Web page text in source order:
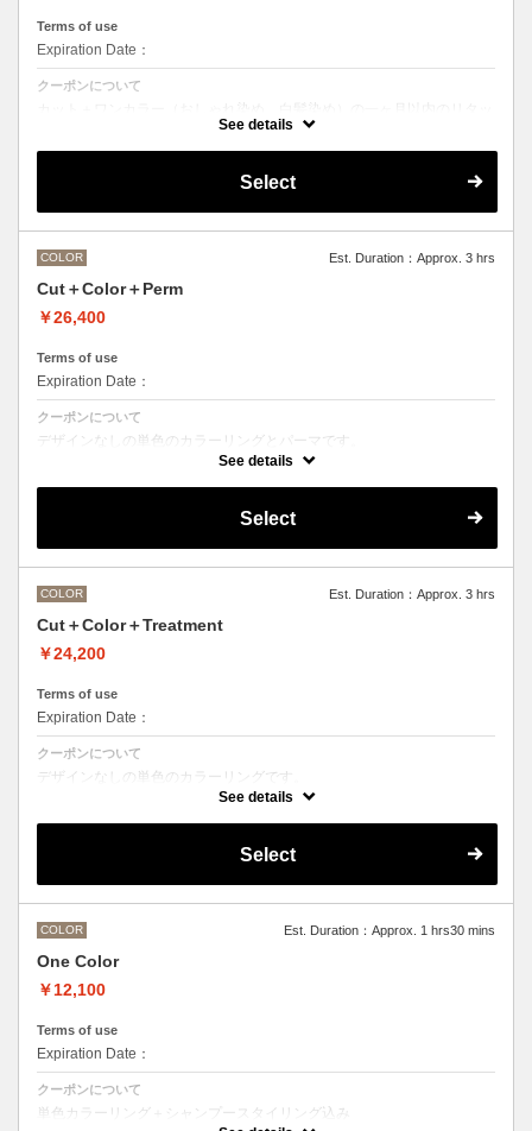
Terms of use
Expiration Date：
クーポンについて
See details
Select
COLOR Est. Duration：Approx. 3 hrs
Cut＋Color＋Perm
￥26,400
Terms of use
Expiration Date：
クーポンについて
デザインなしの単色のカラーリングとパーマです。
マ、ツイストパーマなどをご希望の方は最終受付時間が変わるため、別
●カラーリングは髪の長さにより別途ロング料金を頂戴いたします。
See details
Select
COLOR Est. Duration：Approx. 3 hrs
Cut＋Color＋Treatment
￥24,200
Terms of use
Expiration Date：
クーポンについて
デザインなしの単色のカラーリングです。
●マイクロバブルシャンプー込み
トリートメントは髪質の合わせてご提案させていただいておりますの
●髪の長さにより別途ロング料金を頂戴いたします。
●ハイライト、ブリーチ、ポイントカラーなどデザインカラーをご希望
の場合、別メニューを追加でお選びください。
See details
Select
COLOR Est. Duration：Approx. 1 hrs30 mins
One Color
￥12,100
Terms of use
Expiration Date：
クーポンについて
単色カラーリング＋シャンプースタイリング込み